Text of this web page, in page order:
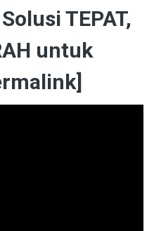
TEPAT,
untuk